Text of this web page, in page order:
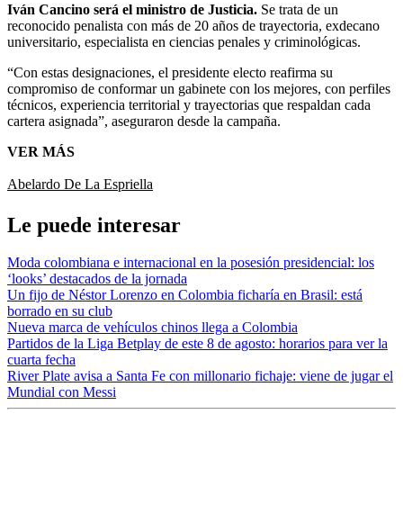
Iván Cancino será el ministro de Justicia. Se trata de un
reconocido penalista con más de 20 años de trayectoria, exdecano
universitario, especialista en ciencias penales y criminológicas.
“Con estas designaciones, el presidente electo reafirma su
compromiso de conformar un gabinete con los mejores, con perfiles
técnicos, experiencia territorial y trayectorias que respaldan cada
cartera asignada”, aseguraron desde la campaña.
VER MÁS
Abelardo De La Espriella
Le puede interesar
Moda colombiana e internacional en la posesión presidencial: los
‘looks’ destacados de la jornada
Un fijo de Néstor Lorenzo en Colombia ficharía en Brasil: está
borrado en su club
Nueva marca de vehículos chinos llega a Colombia
Partidos de la Liga Betplay de este 8 de agosto: horarios para ver la
cuarta fecha
River Plate avisa a Santa Fe con millonario fichaje: viene de jugar el
Mundial con Messi